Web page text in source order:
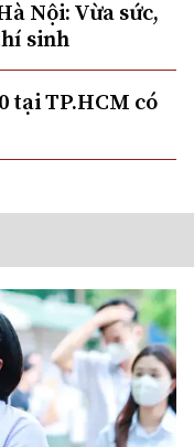
Nội: Vừa sức,
sinh
tại TP.HCM có